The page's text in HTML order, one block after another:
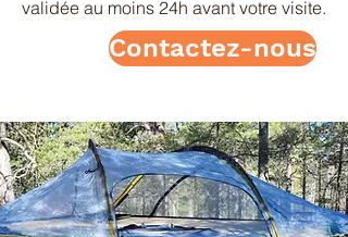
validée au moins 24h avant votre visite.
Contactez-nous